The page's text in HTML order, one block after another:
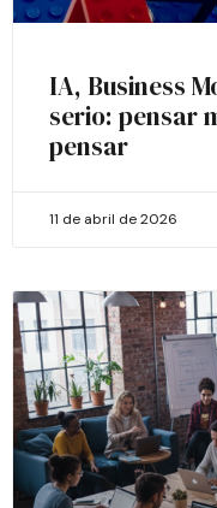
IA, Business
serio: pensar
pensar
11 de abril de 2026